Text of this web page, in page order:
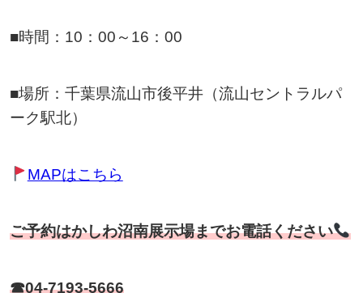
■時間：10：00～16：00
■場所：千葉県流山市後平井（流山セントラルパ
ーク駅北）
MAPはこちら
ご予約はかしわ沼南展示場までお電話ください
☎04-7193-5666